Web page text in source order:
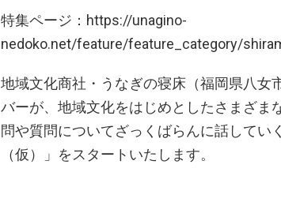
特集ページ：https://unagino-
nedoko.net/feature/feature_category/
地域文化商社・うなぎの寝床（福岡県八女
バーが、地域文化をはじめとしたさまざま
問や質問についてざっくばらんに話してい
（仮）」をスタートいたします。